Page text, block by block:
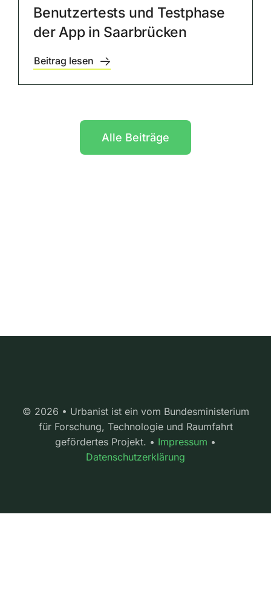
Benutzertests und Testphase
der App in Saarbrücken
Beitrag lesen
Alle Beiträge
© 2026 • Urbanist ist ein vom Bundesministerium
für Forschung, Technologie und Raumfahrt
gefördertes Projekt. • Impressum •
Datenschutzerklärung